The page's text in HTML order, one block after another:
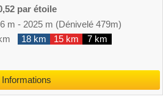
par étoile
m - 2025 m (Dénivelé 479m)
18 km 15 km
7 km
Informations